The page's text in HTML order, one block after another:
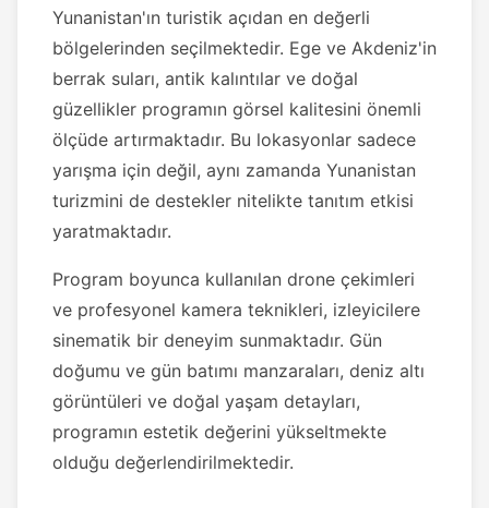
Yunanistan'ın turistik açıdan en değerli
bölgelerinden seçilmektedir. Ege ve Akdeniz'in
berrak suları, antik kalıntılar ve doğal
güzellikler programın görsel kalitesini önemli
ölçüde artırmaktadır. Bu lokasyonlar sadece
yarışma için değil, aynı zamanda Yunanistan
turizmini de destekler nitelikte tanıtım etkisi
yaratmaktadır.
Program boyunca kullanılan drone çekimleri
ve profesyonel kamera teknikleri, izleyicilere
sinematik bir deneyim sunmaktadır. Gün
doğumu ve gün batımı manzaraları, deniz altı
görüntüleri ve doğal yaşam detayları,
programın estetik değerini yükseltmekte
olduğu değerlendirilmektedir.